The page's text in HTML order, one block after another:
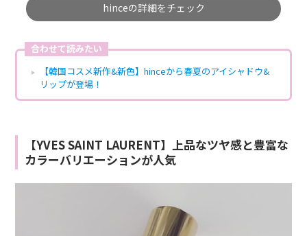
hinceの詳細をチェック
合わせて読みたい
【韓国コスメ新作&新色】hinceから春夏のアイシャドウ&
リップが登場！
【YVES SAINT LAURENT】上品なツヤ感と豊富な
カラーバリエーションが人気